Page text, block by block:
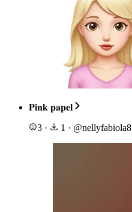
𝐏𝐢𝐧𝐤 𝐩𝐚𝐩𝐞𝐥
3 · 1 · @nellyfabiola8